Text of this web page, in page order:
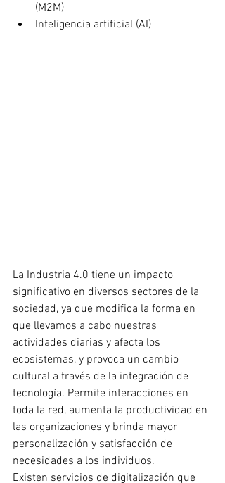
(M2M)
Inteligencia artificial (AI)
La Industria 4.0 tiene un impacto
significativo en diversos sectores de la
sociedad, ya que modifica la forma en
que llevamos a cabo nuestras
actividades diarias y afecta los
ecosistemas, y provoca un cambio
cultural a través de la integración de
tecnología. Permite interacciones en
toda la red, aumenta la productividad en
las organizaciones y brinda mayor
personalización y satisfacción de
necesidades a los individuos.
Existen servicios de digitalización que